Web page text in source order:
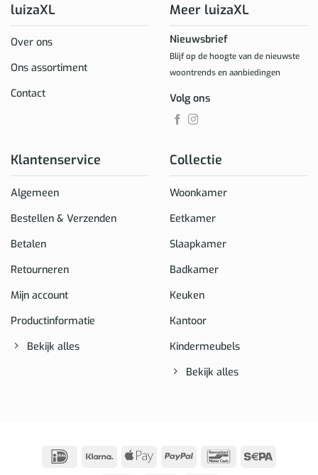
luizaXL
Over ons
Ons assortiment
Contact
Klantenservice
Algemeen
Bestellen & Verzenden
Betalen
Retourneren
Mijn account
Productinformatie
Bekijk alles
Collectie
Woonkamer
Eetkamer
Slaapkamer
Badkamer
Keuken
Kantoor
Kindermeubels
Bekijk alles
Meer luizaXL
Nieuwsbrief
Blijf op de hoogte van de nieuwste
woontrends en aanbiedingen
Volg ons
IDeal Klarna
Apple
PayPal Bancontact